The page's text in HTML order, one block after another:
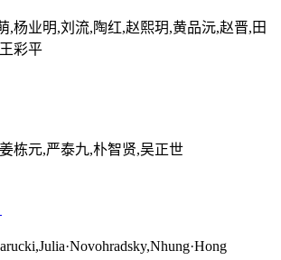
,杨业明,刘流,陶红,赵熙玥,黄品沅,赵晋,田
彩平
栋元,严泰九,朴智贤,吴正世